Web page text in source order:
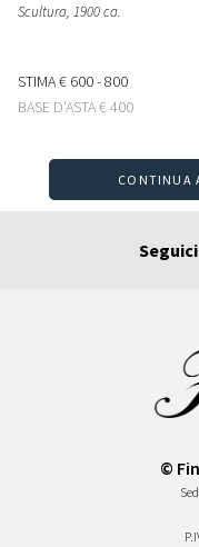
Scultura, 1900 ca.
STIMA€ 600 - 800
BASE D'ASTA€ 400
CONTINUA
©